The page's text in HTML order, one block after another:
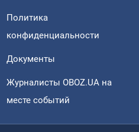
Политика
конфиденциальности
Документы
Журналисты OBOZ.UA на
месте событий